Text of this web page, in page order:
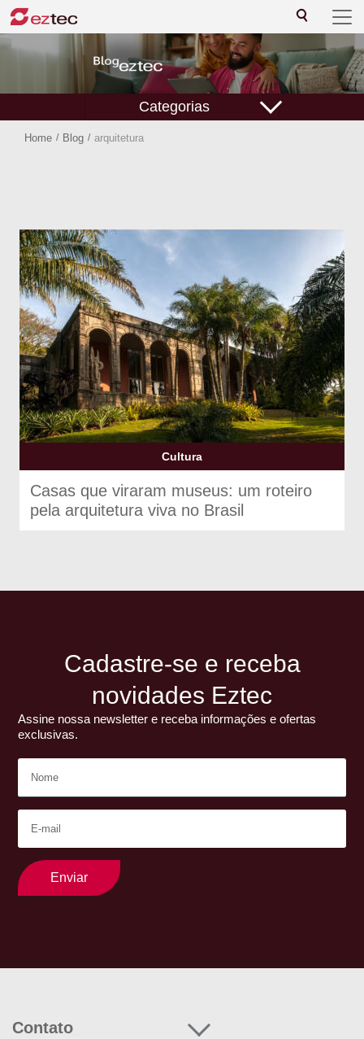
Categorias
Home / Blog / arquitetura
Cultura
Casas que viraram museus: um roteiro
pela arquitetura viva no Brasil
Cadastre-se e receba
novidades Eztec
Assine nossa newsletter e receba informações e ofertas
exclusivas.
Enviar
Contato